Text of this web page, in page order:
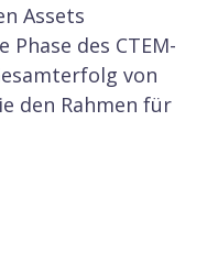
Assets
Phase des CTEM-
von
den Rahmen für